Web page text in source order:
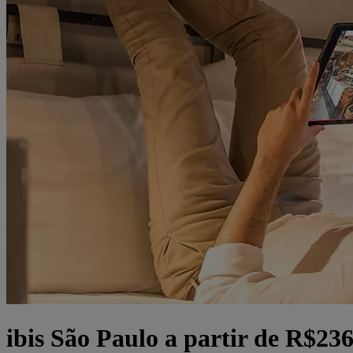
ibis São Paulo a partir de R$236